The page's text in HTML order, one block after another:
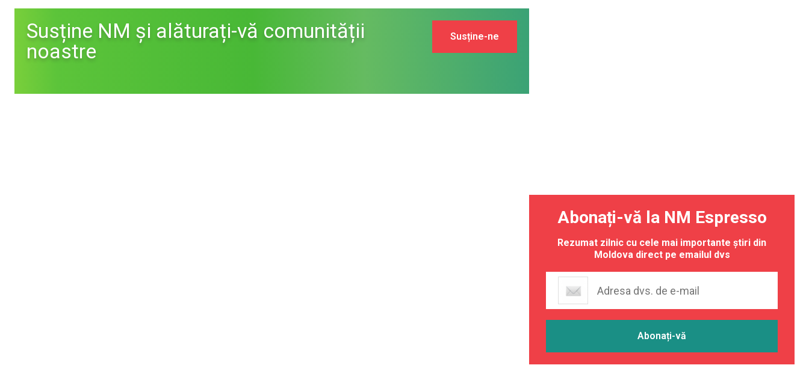
Susține NM și alăturați-vă comunității
noastre
Susține-ne
Abonați-vă la NM Espresso
Rezumat zilnic cu cele mai importante știri din
Moldova direct pe emailul dvs